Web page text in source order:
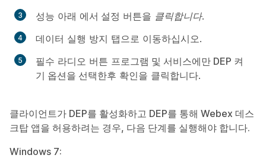
성능 아래 에서 설정 버튼을 클릭합니다.
데이터 실행 방지 탭으로 이동하십시오.
필수 라디오 버튼 프로그램 및 서비스에만 DEP 켜
기 옵션을 선택한후 확인을 클릭합니다.
클라이언트가 DEP를 활성화하고 DEP를 통해 Webex 데스
크탑 앱을 허용하려는 경우, 다음 단계를 실행해야 합니다.
Windows 7: